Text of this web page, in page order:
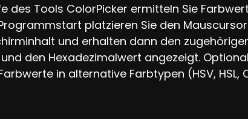
des Tools ColorPicker ermitteln Sie
platzieren Sie den
und erhalten dann den
den Hexadezimalwert angezeigt.
in alternative Farbtypen (HSV, HSL,